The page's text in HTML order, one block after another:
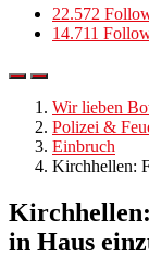
22.572
14.711
Wir lieben
Polizei &
Einbruch
Kirchhellen:
Kirchhellen:
in Haus